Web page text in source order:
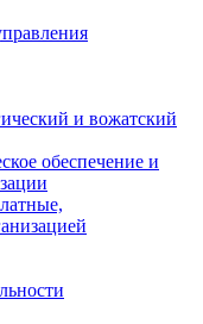
и вожатский
обеспечение и